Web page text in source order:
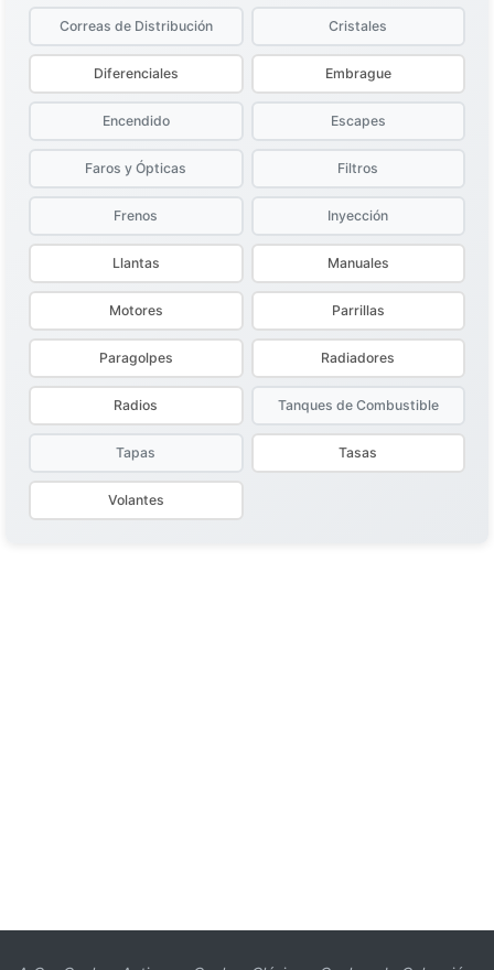
Correas de Distribución Cristales
Diferenciales Embrague
Encendido Escapes
Faros y Ópticas Filtros
Frenos Inyección
Llantas Manuales
Motores Parrillas
Paragolpes Radiadores
Radios Tanques de Combustible
Tapas Tasas
Volantes